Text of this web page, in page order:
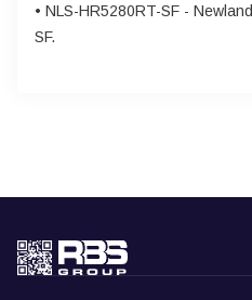
• NLS-HR5280RT-SF -
SF.